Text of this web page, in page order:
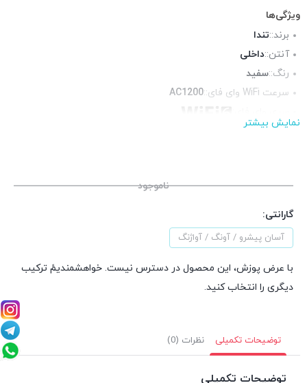
ویژگی‌ها
برند::تندا
آنتن::داخلی
رنگ::سفید
سرعت WiFi وای فای::
AC1200
اتصال از طریق::
نمایش بیشتر
ناموجود
گارانتی:
آسان پیشرو / آونگ / آواژنگ
با عرض پوزش، این محصول در دسترس نیست. خواهشمندیمً ترکیب
دیگری را انتخاب کنید.
توضیحات تکمیلی نظرات (0)
توضیحات تکمیلی